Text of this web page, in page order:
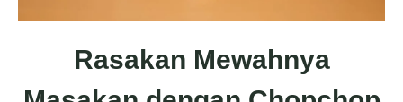
Rasakan Mewahnya